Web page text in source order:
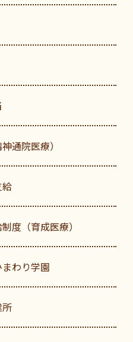
通院医療）
度（育成医療）
わり学園